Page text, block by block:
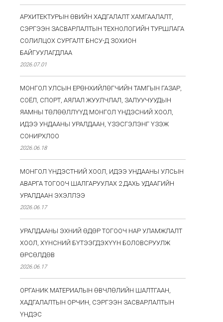
АРХИТЕКТУРЫН ӨВИЙН ХАДГАЛАЛТ ХАМГААЛАЛТ,
СЭРГЭЭН ЗАСВАРЛАЛТЫН ТЕХНОЛОГИЙН ТУРШЛАГА
СОЛИЛЦОХ СУРГАЛТ БНСУ-Д ЗОХИОН
БАЙГУУЛАГДЛАА
2026.07.01
МОНГОЛ УЛСЫН ЕРӨНХИЙЛӨГЧИЙН ТАМГЫН ГАЗАР,
СОЁЛ, СПОРТ, АЯЛАЛ ЖУУЛЧЛАЛ, ЗАЛУУЧУУДЫН
ЯАМНЫ ТӨЛӨӨЛЛҮҮД МОНГОЛ ҮНДЭСНИЙ ХООЛ,
ИДЭЭ УНДААНЫ УРАЛДААН, ҮЗЭСГЭЛЭНГ ҮЗЭЖ
СОНИРХЛОО
2026.06.18
МОНГОЛ ҮНДЭСТНИЙ ХООЛ, ИДЭЭ УНДААНЫ УЛСЫН
АВАРГА ТОГООЧ ШАЛГАРУУЛАХ 2 ДАХЬ УДААГИЙН
УРАЛДААН ЭХЭЛЛЭЭ
2026.06.17
УРАЛДААНЫ ЭХНИЙ ӨДӨР ТОГООЧ НАР УЛАМЖЛАЛТ
ХООЛ, ХҮНСНИЙ БҮТЭЭГДЭХҮҮН БОЛОВСРУУЛЖ
ӨРСӨЛДӨВ
2026.06.17
ОРГАНИК МАТЕРИАЛЫН ӨВЧЛӨЛИЙН ШАЛТГААН,
ХАДГАЛАЛТЫН ОРЧИН, СЭРГЭЭН ЗАСВАРЛАЛТЫН
ҮНДЭС